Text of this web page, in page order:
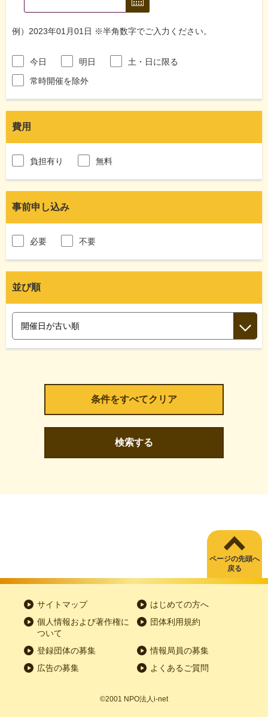
例）2023年01月01日 ※半角数字でご入力ください。
今日 明日
土・日に限る
常時開催を除外
費用
負担有り 無料
事前申し込み
必要 不要
並び順
検索する
ページの先頭へ
戻る
サイトマップ
はじめての方へ
個人情報および著作権に
ついて
団体利用規約
登録団体の募集
情報局員の募集
広告の募集
よくあるご質問
©2001 NPO法人 i-net